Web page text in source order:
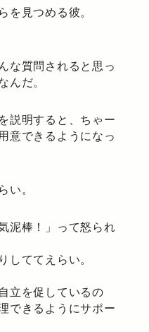
を見つめる彼。
な質問されると思っ
んだ。
説明すると、ちゃー
意できるようになっ
い。
泥棒！」って怒られ
しててえらい。
立を促しているの
できるようにサポー